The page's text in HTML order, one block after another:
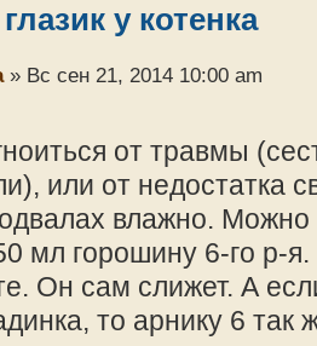
у котенка
» Вс сен 21, 2014 10:00 am
от травмы
или от недостатка
влажно. Можно
мл горошину 6-го р-
Он сам слижет. А
то арнику 6